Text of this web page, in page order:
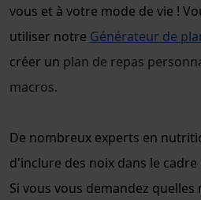
vous et à votre mode de vie !
utiliser notre Générateur de
créer un plan de repas
macros.
De nombreux experts en
d'inclure des noix dans le cadre
Si vous vous demandez